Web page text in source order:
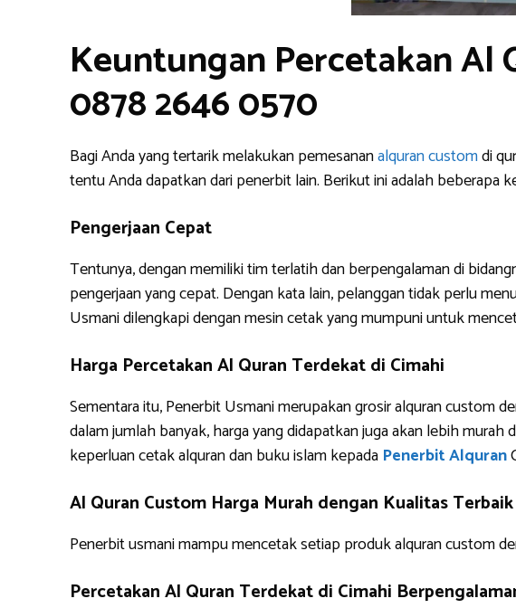
Keuntungan Percetakan Al
0878 2646 0570
Bagi Anda yang tertarik melakukan pemesananalquran customdi
tentu Anda dapatkan dari penerbit lain. Berikut ini adalah beberapa
Pengerjaan Cepat
Tentunya, dengan memiliki tim terlatih dan berpengalaman di
pengerjaan yang cepat. Dengan kata lain, pelanggan tidak perlu
Usmani dilengkapi dengan mesin cetak yang mumpuni untuk
Harga Percetakan Al Quran Terdekat di Cimahi
Sementara itu, Penerbit Usmani merupakan grosir alquran custom
dalam jumlah banyak, harga yang didapatkan juga akan lebih
keperluan cetak alquran dan buku islam kepada Penerbit Alquran
Al Quran Custom Harga Murah dengan Kualitas Terbaik
Penerbit usmani mampu mencetak setiap produk alquran custom
Percetakan Al Quran Terdekat di Cimahi